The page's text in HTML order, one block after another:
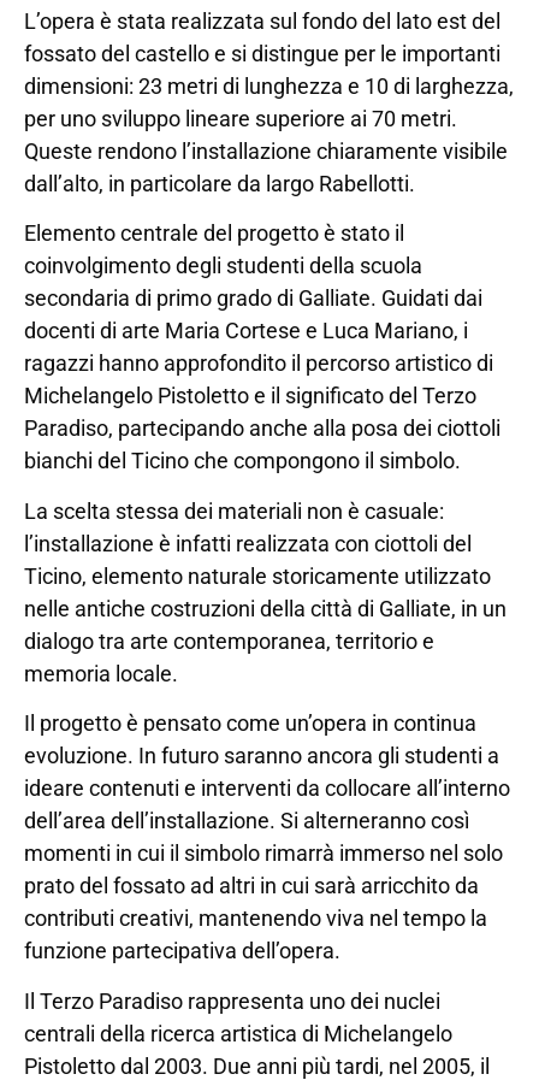
L’opera è stata realizzata sul fondo del lato est del
fossato del castello e si distingue per le importanti
dimensioni: 23 metri di lunghezza e 10 di larghezza,
per uno sviluppo lineare superiore ai 70 metri.
Queste rendono l’installazione chiaramente visibile
dall’alto, in particolare da largo Rabellotti.
Elemento centrale del progetto è stato il
coinvolgimento degli studenti della scuola
secondaria di primo grado di Galliate. Guidati dai
docenti di arte Maria Cortese e Luca Mariano, i
ragazzi hanno approfondito il percorso artistico di
Michelangelo Pistoletto e il significato del Terzo
Paradiso, partecipando anche alla posa dei ciottoli
bianchi del Ticino che compongono il simbolo.
La scelta stessa dei materiali non è casuale:
l’installazione è infatti realizzata con ciottoli del
Ticino, elemento naturale storicamente utilizzato
nelle antiche costruzioni della città di Galliate, in un
dialogo tra arte contemporanea, territorio e
memoria locale.
Il progetto è pensato come un’opera in continua
evoluzione. In futuro saranno ancora gli studenti a
ideare contenuti e interventi da collocare all’interno
dell’area dell’installazione. Si alterneranno così
momenti in cui il simbolo rimarrà immerso nel solo
prato del fossato ad altri in cui sarà arricchito da
contributi creativi, mantenendo viva nel tempo la
funzione partecipativa dell’opera.
Il Terzo Paradiso rappresenta uno dei nuclei
centrali della ricerca artistica di Michelangelo
Pistoletto dal 2003. Due anni più tardi, nel 2005, il